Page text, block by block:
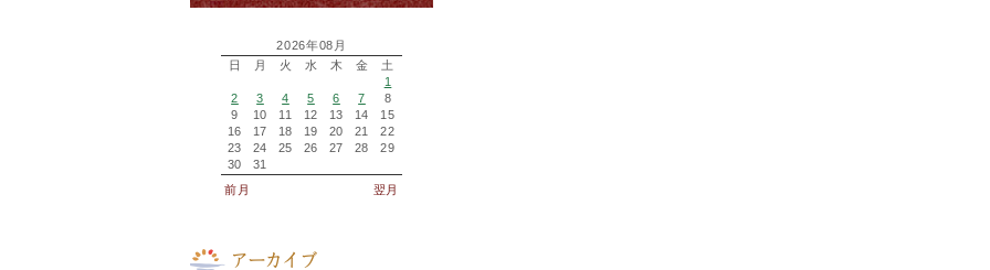
2026年08月
日
月 火 水 木 金
土
1
2
3 4 5 6 7
8
9
10 11 12 13 14
15
16
17 18 19 20 21
22
23
24 25 26 27 28
29
30
31
前月
翌月
アーカイブ